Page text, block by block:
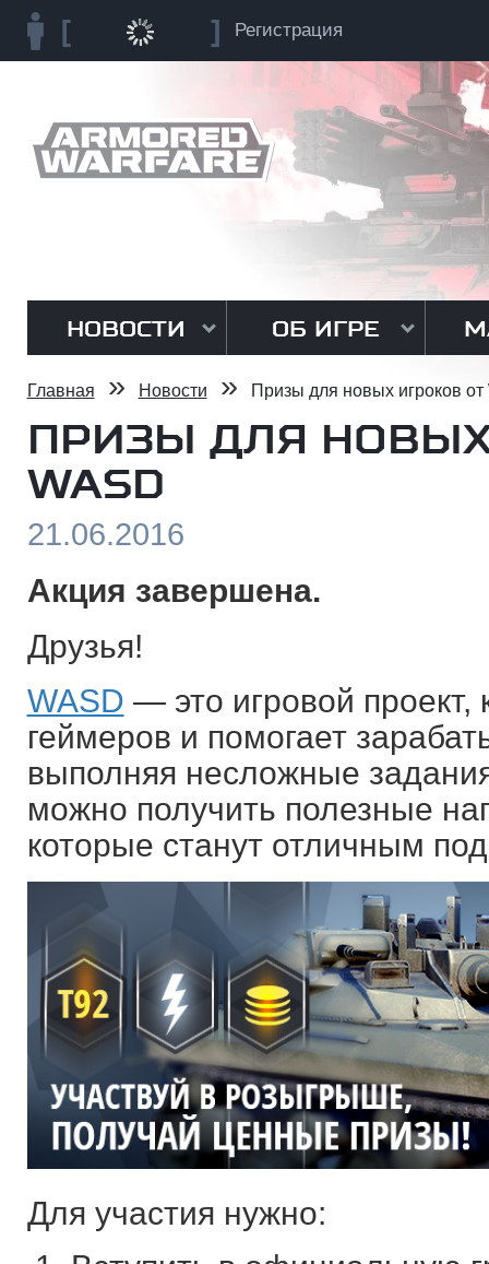
Регистрация
НОВОСТИ ОБ ИГРЕ
Главная » Новости » Призы для новых игроков от
ПРИЗЫ ДЛЯ
WASD
21.06.2016
Акция завершена.
Друзья!
WASD — это игровой проект,
геймеров и помогает
выполняя несложные
можно получить полезные
которые станут отличным
Для участия нужно: